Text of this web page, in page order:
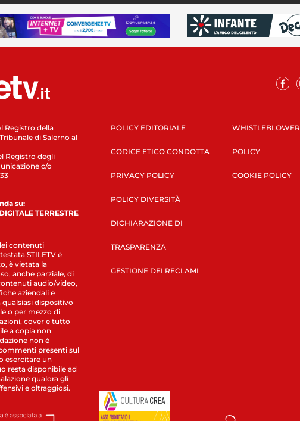
Registro della
di Salerno al
Registro degli
c/o
su:
TERRESTRE
contenuti
STILETV è
è vietata la
anche parziale, di
audio/video,
aziendali e
dispositivo
o per mezzo di
cover e tutto
a copia non
non è
presenti sul
esercitare un
resta disponibile ad
qualora gli
e oltraggiosi.
POLICY EDITORIALE
CODICE ETICO CONDOTTA
PRIVACY POLICY
POLICY DIVERSITÀ
DICHIARAZIONE DI
TRASPARENZA
GESTIONE DEI RECLAMI
WHISTLEBLOWER
POLICY
COOKIE POLICY